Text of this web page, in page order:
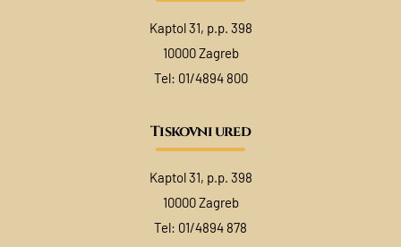
Kaptol 31, p.p. 398
10000 Zagreb
Tel: 01/4894 800
Tiskovni ured
Kaptol 31, p.p. 398
10000 Zagreb
Tel: 01/4894 878